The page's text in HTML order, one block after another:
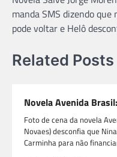
de
Post
manda SMS dizendo que
pode voltar e Helô
Related Posts
Novela Avenida
Foto de cena da novela
Novaes) desconfia que
Carminha para não